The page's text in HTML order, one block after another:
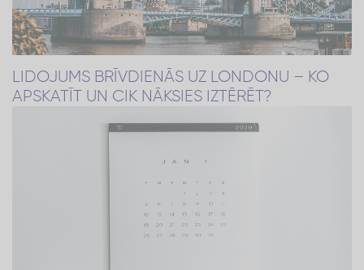
LIDOJUMS BRĪVDIENĀS UZ LONDONU – KO
APSKATĪT UN CIK NĀKSIES IZTĒRĒT?